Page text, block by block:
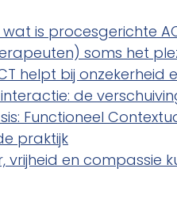
is procesgerichte
soms het
helpt bij onzekerheid
de
Functioneel
praktijk
vrijheid en compassie